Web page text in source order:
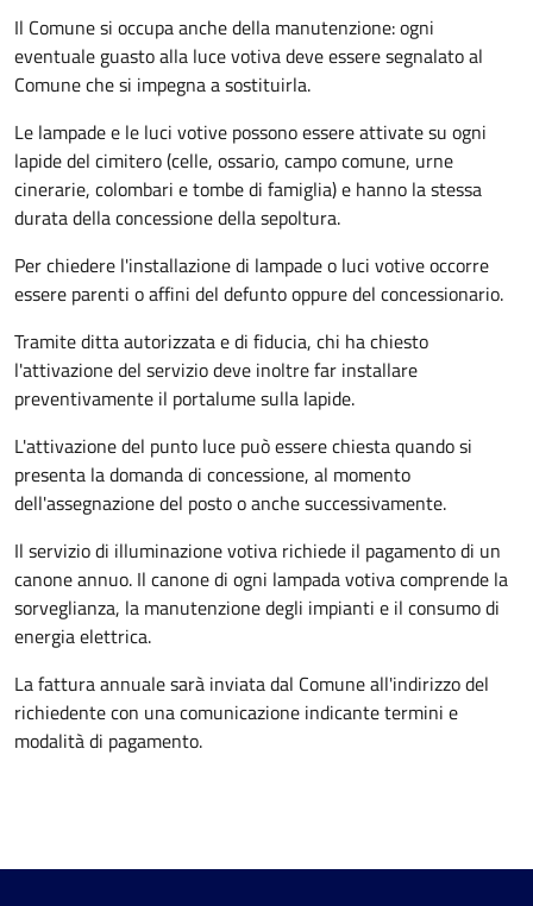
Il Comune si occupa anche della manutenzione: ogni
eventuale guasto alla luce votiva deve essere segnalato al
Comune che si impegna a sostituirla.
Le lampade e le luci votive possono essere attivate su ogni
lapide del cimitero (celle, ossario, campo comune, urne
cinerarie, colombari e tombe di famiglia) e hanno la stessa
durata della concessione della sepoltura.
Per chiedere l'installazione di lampade o luci votive occorre
essere parenti o affini del defunto oppure del concessionario.
Tramite ditta autorizzata e di fiducia, chi ha chiesto
l'attivazione del servizio deve inoltre far installare
preventivamente il portalume sulla lapide.
L'attivazione del punto luce può essere chiesta quando si
presenta la domanda di concessione, al momento
dell'assegnazione del posto o anche successivamente.
Il servizio di illuminazione votiva richiede il pagamento di un
canone annuo. Il canone di ogni lampada votiva comprende la
sorveglianza, la manutenzione degli impianti e il consumo di
energia elettrica.
La fattura annuale sarà inviata dal Comune all'indirizzo del
richiedente con una comunicazione indicante termini e
modalità di pagamento.